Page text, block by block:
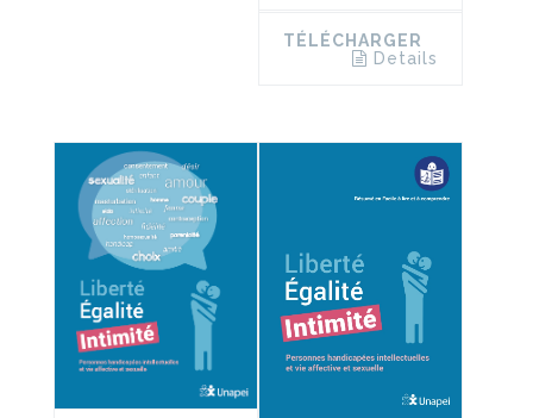
TÉLÉCHARGER
Details